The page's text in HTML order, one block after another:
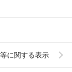
に関する表示